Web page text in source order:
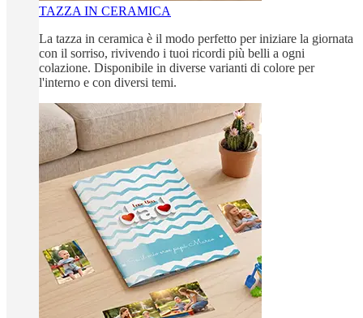
TAZZA IN CERAMICA
La tazza in ceramica è il modo perfetto per iniziare la giornata
con il sorriso, rivivendo i tuoi ricordi più belli a ogni
colazione. Disponibile in diverse varianti di colore per
l'interno e con diversi temi.